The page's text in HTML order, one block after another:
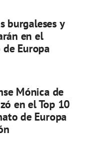
burgaleses y
en el
Europa
Mónica de
en el Top 10
de Europa